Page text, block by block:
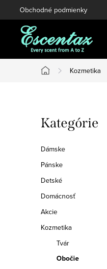
na
Obchodné podmienky
Domov
Kozmetika
o
č
n
ý
p
a
Preskočiť
kategórie
Kategórie
Dámske
Pánske
Detské
Domácnosť
Akcie
Kozmetika
Tvár
Obočie